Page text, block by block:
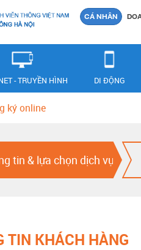
CÁ NHÂN
- TRUYỀN HÌNH DI ĐỘNG
ký online
tin & lựa chọn dịch vụ
TIN KHÁCH HÀNG